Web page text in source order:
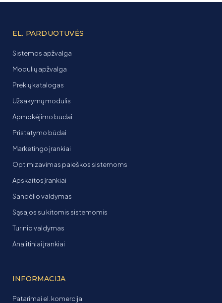
EL. PARDUOTUVĖS
Sistemos apžvalga
Modulių apžvalga
Prekių katalogas
Užsakymų modulis
Apmokėjimo būdai
Pristatymo būdai
Marketingo įrankiai
Optimizavimas paieškos sistemoms
Apskaitos įrankiai
Sandėlio valdymas
Sąsajos su kitomis sistemomis
Turinio valdymas
Analitiniai įrankiai
INFORMACIJA
Patarimai el. komercijai